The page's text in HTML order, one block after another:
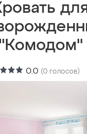
"Комодом"
0.0 (0 голосов)